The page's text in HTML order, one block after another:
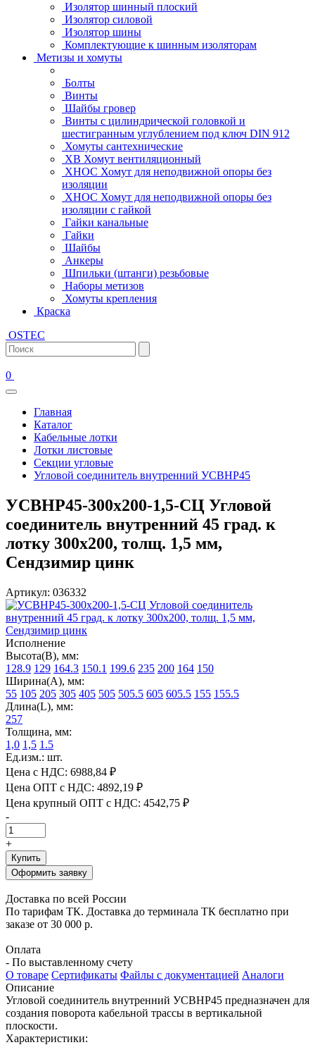
Изолятор шинный плоский
Изолятор силовой
Изолятор шины
Комплектующие к шинным изоляторам
Метизы и хомуты
Болты
Винты
Шайбы гровер
Винты с цилиндрической головкой и
шестигранным углублением под ключ DIN 912
Хомуты сантехнические
ХВ Хомут вентиляционный
ХНОС Хомут для неподвижной опоры без
изоляции
ХНОС Хомут для неподвижной опоры без
изоляции с гайкой
Гайки канальные
Гайки
Шайбы
Анкеры
Шпильки (штанги) резьбовые
Наборы метизов
Хомуты крепления
Краска
OSTEC
0
Главная
Каталог
Кабельные лотки
Лотки листовые
Секции угловые
Угловой соединитель внутренний УСВНР45
УСВНР45-300х200-1,5-СЦ Угловой
соединитель внутренний 45 град. к
лотку 300х200, толщ. 1,5 мм,
Сендзимир цинк
Артикул: 036332
Исполнение
Высота(В), мм:
128.9 129 164.3 150.1 199.6 235 200 164 150
Ширина(А), мм:
55 105 205 305 405 505 505.5 605 605.5 155 155.5
Длина(L), мм:
257
Толщина, мм:
1,0 1,5 1.5
Ед.изм.: шт.
Цена с НДС: 6988,84 ₽
Цена ОПТ с НДС: 4892,19 ₽
Цена крупный ОПТ с НДС: 4542,75 ₽
-
+
Купить
Оформить заявку
Доставка по всей России
По тарифам ТК. Доставка до терминала ТК бесплатно при
заказе от 30 000 р.
Оплата
- По выставленному счету
О товаре Сертификаты Файлы с документацией Аналоги
Описание
Угловой соединитель внутренний УСВНР45 предназначен для
создания поворота кабельной трассы в вертикальной
плоскости.
Характеристики: